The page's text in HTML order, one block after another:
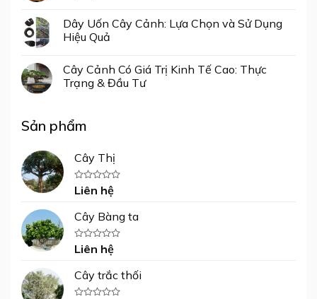
Dây Uốn Cây Cảnh: Lựa Chọn và Sử Dụng
Hiệu Quả
Cây Cảnh Có Giá Trị Kinh Tế Cao: Thực
Trạng & Đầu Tư
Sản phẩm
Cây Thị
Được
0
5
Liên hệ
Cây Bàng ta
Được
0
5
Liên hệ
Cây trắc thối